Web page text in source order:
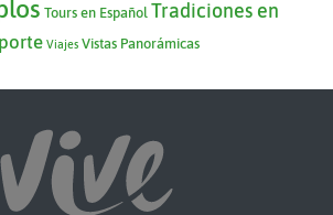
Tours en Español Tradiciones en
Viajes Vistas Panorámicas